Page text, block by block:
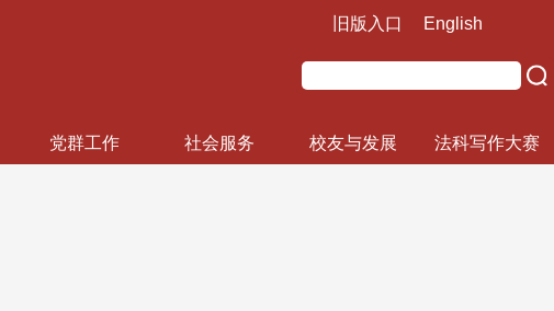
旧版入口 English
党群工作 社会服务 校友与发展 法科写作大赛